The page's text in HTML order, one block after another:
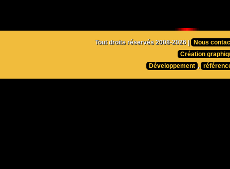
Tout droits réservés 2008-2026 |
Nous
Création
Développement ,